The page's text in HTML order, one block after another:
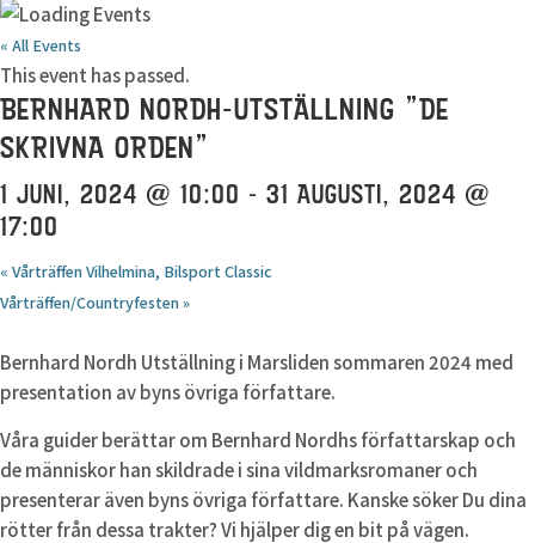
« All Events
This event has passed.
BERNHARD NORDH-UTSTÄLLNING ”DE
SKRIVNA ORDEN”
1 JUNI, 2024 @ 10:00 - 31 AUGUSTI, 2024 @
17:00
« Vårträffen Vilhelmina, Bilsport Classic
Vårträffen/Countryfesten»
Bernhard Nordh Utställning i Marsliden sommaren 2024 med
presentation av byns övriga författare.
Våra guider berättar om Bernhard Nordhs författarskap och
de människor han skildrade i sina vildmarksromaner och
presenterar även byns övriga författare. Kanske söker Du dina
rötter från dessa trakter? Vi hjälper dig en bit på vägen.